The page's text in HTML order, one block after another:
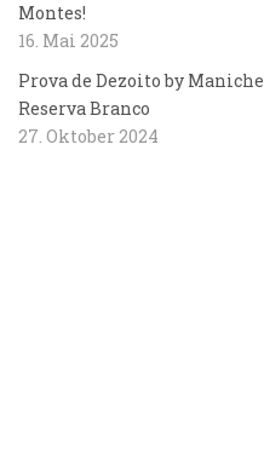
Montes!
16. Mai 2025
Prova de Dezoito by Maniche
Reserva Branco
27. Oktober 2024